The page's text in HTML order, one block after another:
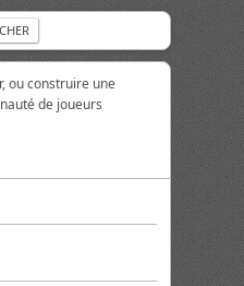
ou construire une
de joueurs